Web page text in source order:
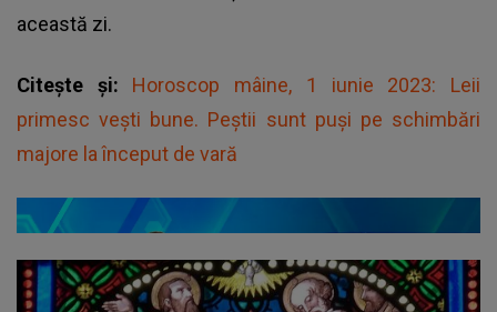
această zi.
Citește și: Horoscop mâine, 1 iunie 2023: Leii
primesc vești bune. Peștii sunt puși pe schimbări
majore la început de vară